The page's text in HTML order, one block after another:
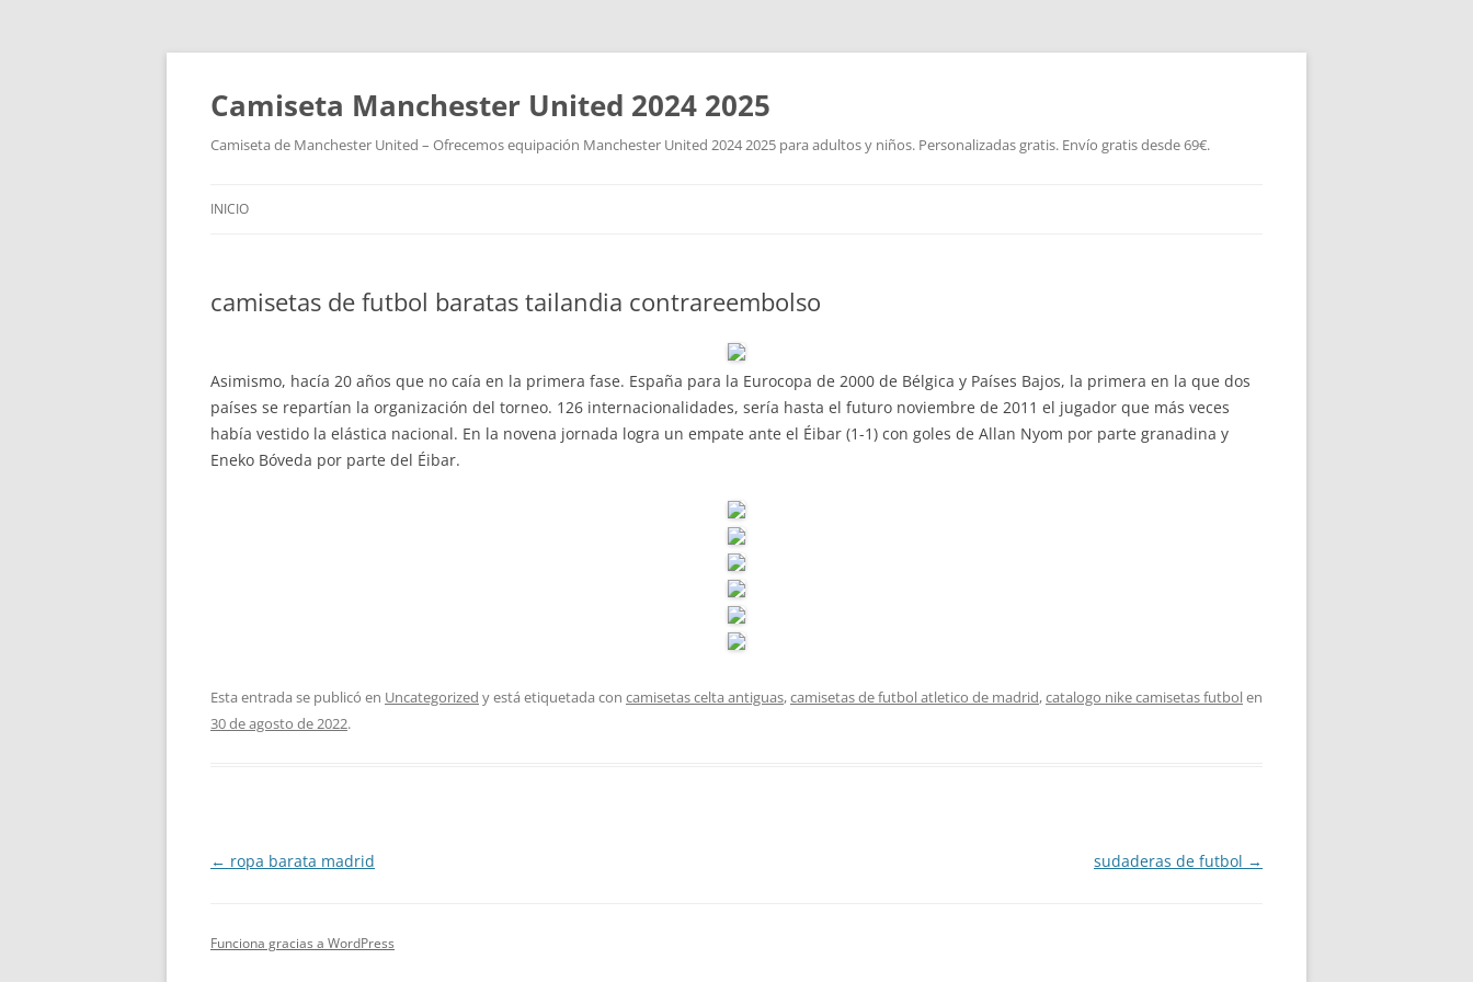
Camiseta Manchester United 2024 2025
Camiseta de Manchester United – Ofrecemos equipación Manchester United 2024 2025 para adultos y niños. Personalizadas gratis. Envío gratis desde 69€.
INICIO
camisetas de futbol baratas tailandia contrareembolso
Asimismo, hacía 20 años que no caía en la primera fase. España para la Eurocopa de 2000 de Bélgica y Países Bajos, la primera en la que dos
países se repartían la organización del torneo. 126 internacionalidades, sería hasta el futuro noviembre de 2011 el jugador que más veces
había vestido la elástica nacional. En la novena jornada logra un empate ante el Éibar (1-1) con goles de Allan Nyom por parte granadina y
Eneko Bóveda por parte del Éibar.
Esta entrada se publicó en Uncategorized y está etiquetada con camisetas celta antiguas,camisetas de futbol atletico de madrid,catalogo nike camisetas futbolen
30 de agosto de 2022.
Navegación
← ropa barata madrid sudaderas de futbol →
Funciona gracias a WordPress